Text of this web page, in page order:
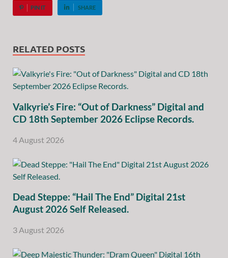
PIN IT SHARE
RELATED POSTS
Valkyrie’s Fire: “Out of Darkness” Digital and
CD 18th September 2026 Eclipse Records.
4 August 2026
Dead Steppe: “Hail The End” Digital 21st
August 2026 Self Released.
3 August 2026